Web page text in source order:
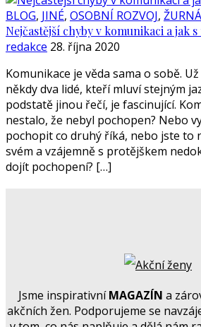
BLOG, JINÉ, OSOBNÍ ROZVOJ,
Nejčastější chyby v komunikaci a jak
redakce 28. října 2020
Komunikace je věda sama o sobě.
někdy dva lidé, kteří mluví stejným
podstatě jinou řečí, je fascinující.
nestalo, že nebyl pochopen? Nebo
pochopit co druhý říká, nebo jste to
svém a vzájemně s protějškem
dojít pochopení? […]
Jsme inspirativníMAGAZÍN a
akčních žen. Podporujeme se